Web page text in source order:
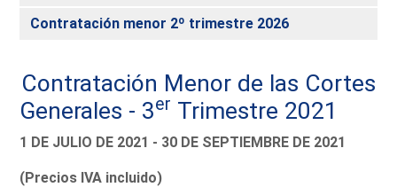
Contratación menor 2º trimestre 2026
Contratación Menor de las Cortes
Generales - 3er Trimestre 2021
1 DE JULIO DE 2021 - 30 DE SEPTIEMBRE DE 2021
(Precios IVA incluido)